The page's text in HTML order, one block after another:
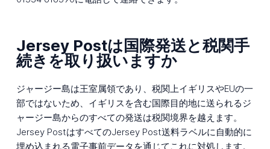
Jersey Postは国際発送と税関手
続きを取り扱いますか
ジャージー島は王室属領であり、税関上イギリスやEUの一
部ではないため、イギリスを含む国際目的地に送られるジ
ャージー島からのすべての発送は税関境界を越えます。
Jersey PostはすべてのJersey Post送料ラベルに自動的に
埋め込まれる電子事前データを通じてこれに対処します。